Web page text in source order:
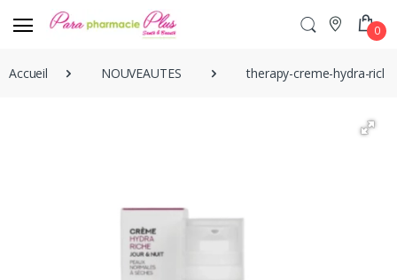
0
Accueil NOUVEAUTES therapy-creme-hydra-